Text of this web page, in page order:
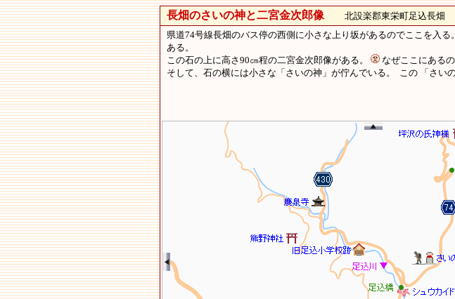
長畑のさいの神と二宮金次郎像北設楽郡東栄町足込長畑
県道74号線長畑のバス停の西側に小さな上り坂があるのでここを入
ある。
この石の上に高さ90㎝程の二宮金次郎像がある。
なぜここにある
そして、石の横には小さな「さいの神」が佇んでいる。 この 「さいの